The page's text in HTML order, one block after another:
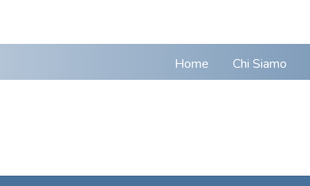
Home Chi Siamo